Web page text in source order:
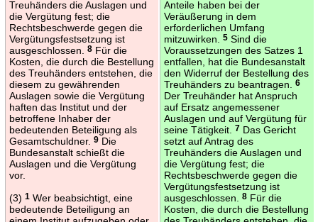
Treuhänders die Auslagen und
die Vergütung fest; die
Rechtsbeschwerde gegen die
Vergütungsfestsetzung ist
ausgeschlossen.
8Für die
Kosten, die durch die Bestellung
des Treuhänders entstehen, die
diesem zu gewährenden
Auslagen sowie die Vergütung
haften das Institut und der
betroffene Inhaber der
bedeutenden Beteiligung als
Gesamtschuldner. 9Die
Bundesanstalt schießt die
Auslagen und die Vergütung
vor.
(3) 1Wer beabsichtigt, eine
bedeutende Beteiligung an
Anteile haben bei der
Veräußerung in dem
erforderlichen Umfang
mitzuwirken.
5Sind die
Voraussetzungen des Satzes 1
entfallen, hat die Bundesanstalt
den Widerruf der Bestellung des
Treuhänders zu beantragen.
6
Der Treuhänder hat Anspruch
auf Ersatz angemessener
Auslagen und auf Vergütung für
seine Tätigkeit.
7Das Gericht
setzt auf Antrag des
Treuhänders die Auslagen und
die Vergütung fest; die
Rechtsbeschwerde gegen die
Vergütungsfestsetzung ist
ausgeschlossen.
8Für die
Kosten, die durch die Bestellung